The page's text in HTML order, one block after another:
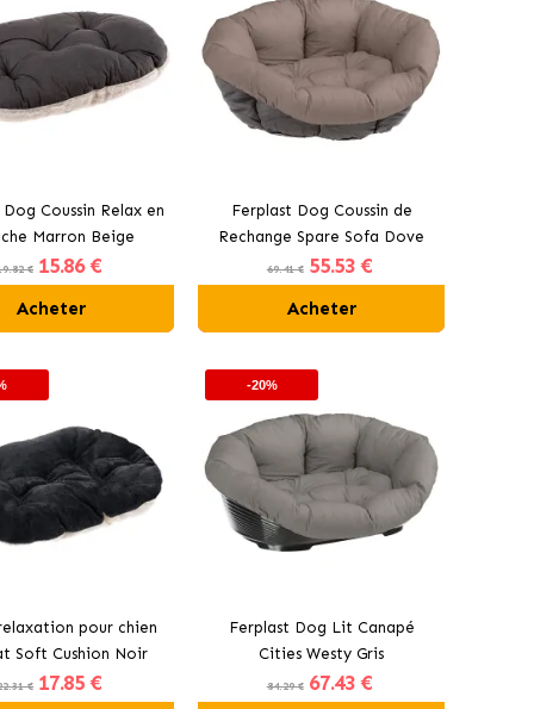
Coussin Relax en
Marron Beige
€ 15.86 €
Acheter
Ferplast Dog Coussin de
Rechange Spare Sofa Dove
Grey
69.41 € 55.53 €
Acheter
pour chien
Soft Cushion Noir
Ferplast
€ 17.85 €
-20%
Ferplast Dog Lit Canapé
Cities Westy Gris
84.29 € 67.43 €